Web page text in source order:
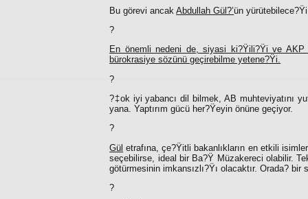
Bu görevi ancakAbdullah Gül?’ün
?
En önemli nedeni de, siyasi ki?Ÿili?Ÿi ve AKP
bürokrasiye sözünü geçirebilme yetene?Ÿi.
?
?‡ok iyi yabancı dil bilmek, AB muhteviyatını
yana. Yaptırım gücü her?Ÿeyin önüne geçiyor.
?
Gül etrafına, çe?Ÿitli bakanlıkların en etkili
seçebilirse, ideal bir Ba?Ÿ Müzakereci olabilir.
götürmesinin imkansızlı?Ÿı olacaktır. Orada?
?